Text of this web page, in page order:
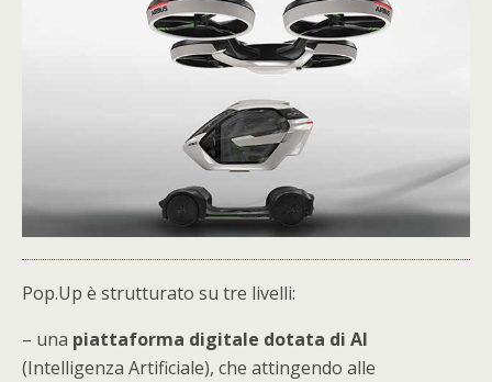
Pop.Up è strutturato su tre livelli:
– una piattaforma digitale dotata di AI
(Intelligenza Artificiale), che attingendo alle